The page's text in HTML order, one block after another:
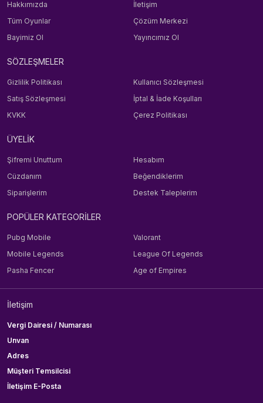
Hakkımızda
İletişim
Tüm Oyunlar
Çözüm Merkezi
Bayimiz Ol
Yayıncımız Ol
SÖZLEŞMELER
Gizlilik Politikası
Kullanıcı Sözleşmesi
Satış Sözleşmesi
İptal & İade Koşulları
KVKK
Çerez Politikası
ÜYELİK
Şifremi Unuttum
Hesabım
Cüzdanım
Beğendiklerim
Siparişlerim
Destek Taleplerim
POPÜLER KATEGORİLER
Pubg Mobile
Valorant
Mobile Legends
League Of Legends
Pasha Fencer
Age of Empires
İletişim
Vergi Dairesi / Numarası
Unvan
Adres
Müşteri Temsilcisi
İletişim E-Posta